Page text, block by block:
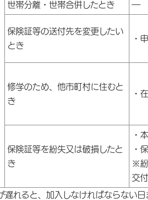
世帯分離・世帯合併したとき ―
保険証等の送付先を変更したい
とき
・
修学のため、他市町村に住むと
き
・
保険証等を紛失又は破損したと
き
・
・
※紛
交
遅れると、加入しなければならない